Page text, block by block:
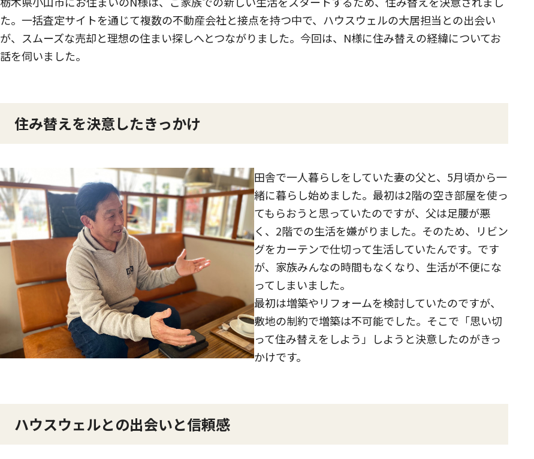
た。一括査定サイトを通じて複数の不動産会社と接点を持つ中で、ハウスウェルの大居担当との出会い
が、スムーズな売却と理想の住まい探しへとつながりました。今回は、N様に住み替えの経緯についてお
話を伺いました。
住み替えを決意したきっかけ
田舎で一人暮らしをしていた妻の父と、5月頃から一
緒に暮らし始めました。最初は2階の空き部屋を使っ
てもらおうと思っていたのですが、父は足腰が悪
く、2階での生活を嫌がりました。そのため、リビン
グをカーテンで仕切って生活していたんです。です
が、家族みんなの時間もなくなり、生活が不便にな
ってしまいました。
最初は増築やリフォームを検討していたのですが、
敷地の制約で増築は不可能でした。そこで「思い切
って住み替えをしよう」しようと決意したのがきっ
かけです。
ハウスウェルとの出会いと信頼感